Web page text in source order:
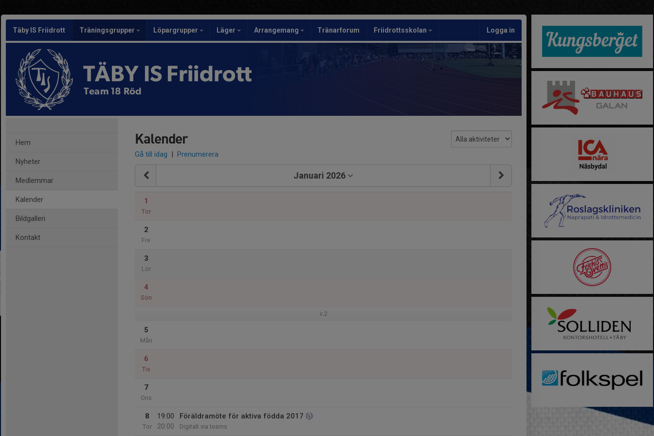
Täby IS Friidrott Träningsgrupper Löpargrupper Läger Arrangemang Tränarforum Friidrottsskolan Logga in
TÄBY IS Friidrott
Team 18 Röd
Hem
Nyheter
Medlemmar
Kalender
Bildgalleri
Kontakt
Kalender
Gå till idag | Prenumerera
Januari 2026
1
Tor
2
Fre
3
Lör
4
Sön
v.2
5
Mån
6
Tis
7
Ons
8
Tor
19:00
20:00
Föräldramöte för aktiva födda 2017
Digitalt via teams